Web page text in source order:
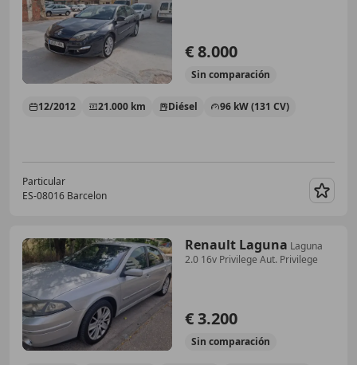
€ 8.000
Sin comparación
12/2012 21.000 km Diésel 96 kW (131 CV)
Particular
ES-08016 Barcelon
Renault Laguna Laguna
2.0 16v Privilege Aut. Privilege
€ 3.200
Sin comparación